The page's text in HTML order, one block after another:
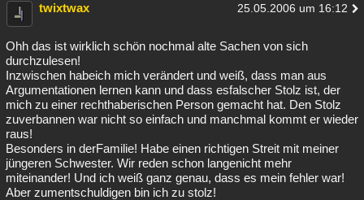
twixtwax 25.05.2006 um 16:12
Ohh das ist wirklich schön nochmal alte Sachen von sich
durchzulesen!
Inzwischen habeich mich verändert und weiß, dass man aus
Argumentationen lernen kann und dass esfalscher Stolz ist, der
mich zu einer rechthaberischen Person gemacht hat. Den Stolz
zuverbannen war nicht so einfach und manchmal kommt er wieder
raus!
Besonders in derFamilie! Habe einen richtigen Streit mit meiner
jüngeren Schwester. Wir reden schon langenicht mehr
miteinander! Und ich weiß ganz genau, dass es mein fehler war!
Aber zumentschuldigen bin ich zu stolz!